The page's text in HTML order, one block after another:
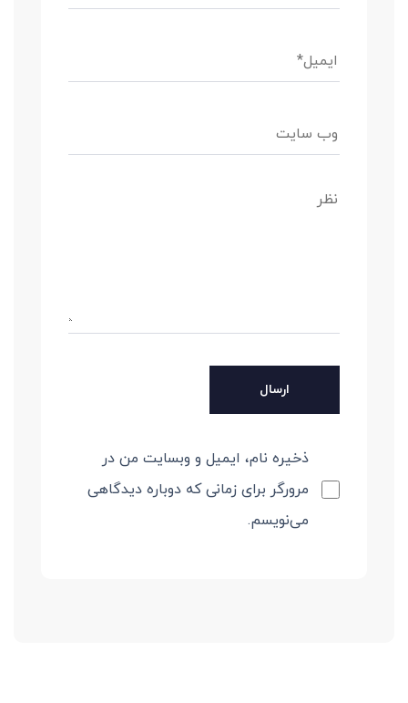
ذخیره نام، ایمیل و وبسایت من در
مرورگر برای زمانی که دوباره دیدگاهی
می‌نویسم.